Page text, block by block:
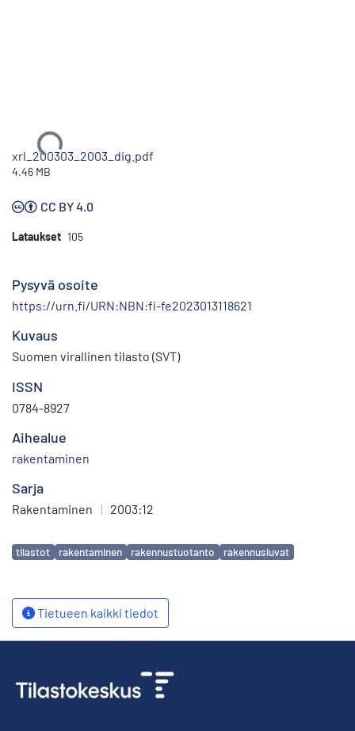
Ladataan...
xrl_200303_2003_dig.pdf
4.46 MB
CC BY 4.0
Lataukset 105
Pysyvä osoite
https://urn.fi/URN:NBN:fi-fe2023013118621
Kuvaus
Suomen virallinen tilasto (SVT)
ISSN
0784-8927
Aihealue
rakentaminen
Sarja
Rakentaminen | 2003:12
Avainsanat
tilastot rakentaminen rakennustuotanto rakennusluvat
Tietueen kaikki tiedot